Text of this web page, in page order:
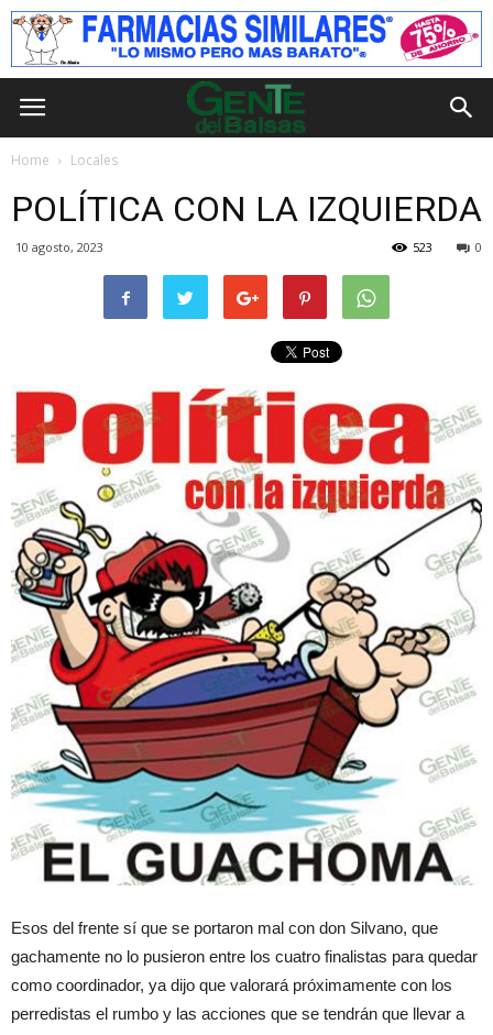
Home Locales
POLÍTICA CON LA IZQUIERDA
10 agosto, 2023 0
523
Esos del frente sí que se portaron mal con don Silvano, que
gachamente no lo pusieron entre los cuatro finalistas para quedar
como coordinador, ya dijo que valorará próximamente con los
perredistas el rumbo y las acciones que se tendrán que llevar a